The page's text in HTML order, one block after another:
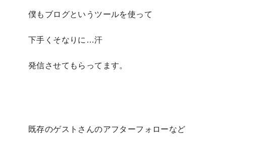
僕もブログというツールを使って
下手くそなりに…汗
発信させてもらってます。
既存のゲストさんのアフターフォローなど